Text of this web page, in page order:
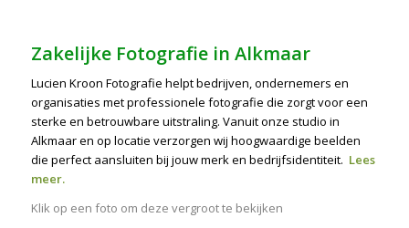
Zakelijke Fotografie in Alkmaar
Lucien Kroon Fotografie helpt bedrijven, ondernemers en
organisaties met professionele fotografie die zorgt voor een
sterke en betrouwbare uitstraling. Vanuit onze studio in
Alkmaar en op locatie verzorgen wij hoogwaardige beelden
die perfect aansluiten bij jouw merk en bedrijfsidentiteit. Lees
meer.
Klik op een foto om deze vergroot te bekijken